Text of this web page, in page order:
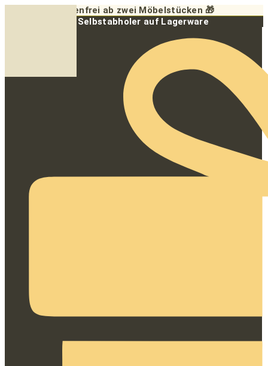
🎁 Versandkostenfrei ab zwei Möbelstücken 🎁
10 % Rabatt für Selbstabholer auf Lagerware